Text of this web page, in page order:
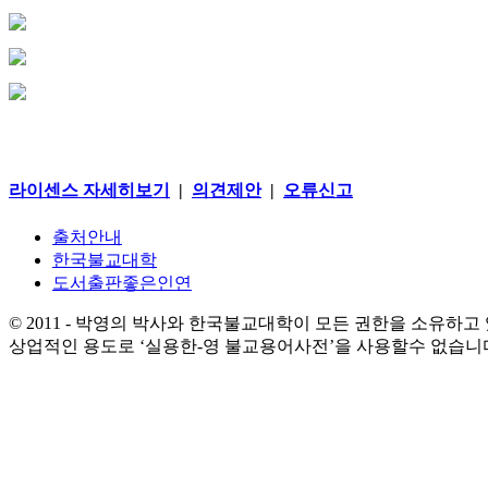
라이센스 자세히보기 | 의견제안| 오류신고
출처안내
한국불교대학
도서출판좋은인연
© 2011 - 박영의 박사와 한국불교대학이 모든 권한을 소유하고
상업적인 용도로 ‘실용한-영 불교용어사전’을 사용할수 없습니